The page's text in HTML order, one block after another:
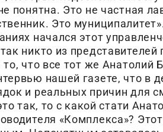
понятна. Это не частная
Это
начался этот
никто из
то, что все тот же Анатолий
нашей газете, что в
и реальных причин для
так, то с какой стати
«Комплекса»?